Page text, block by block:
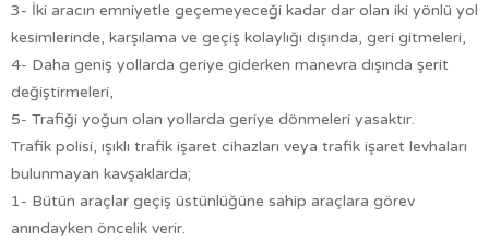
3- İki aracın emniyetle geçemeyeceği kadar dar olan iki yönlü yol
kesimlerinde, karşılama ve geçiş kolaylığı dışında, geri gitmeleri,
4- Daha geniş yollarda geriye giderken manevra dışında şerit
değiştirmeleri,
5- Trafiği yoğun olan yollarda geriye dönmeleri yasaktır.
Trafik polisi, ışıklı trafik işaret cihazları veya trafik işaret levhaları
bulunmayan kavşaklarda;
1- Bütün araçlar geçiş üstünlüğüne sahip araçlara görev
anındayken öncelik verir.